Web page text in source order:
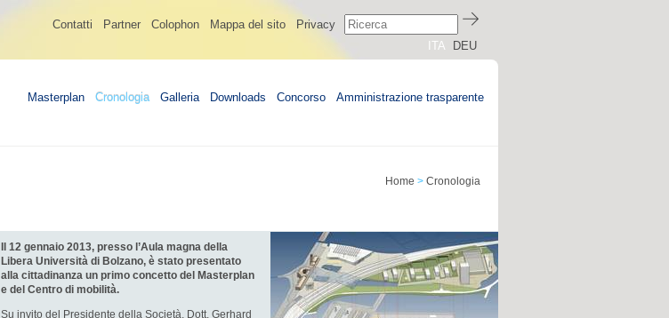
Contatti Partner Colophon Mappa del sito
Privacy
ITA
DEU
Masterplan Cronologia Galleria Downloads Concorso Amministrazione trasparente
Home > Cronologia
Il 12 gennaio 2013, presso l’Aula magna della
Libera Università di Bolzano, è stato presentato
alla cittadinanza un primo concetto del Masterplan
e del Centro di mobilità.
Su invito del Presidente della Società, Dott. Gerhard